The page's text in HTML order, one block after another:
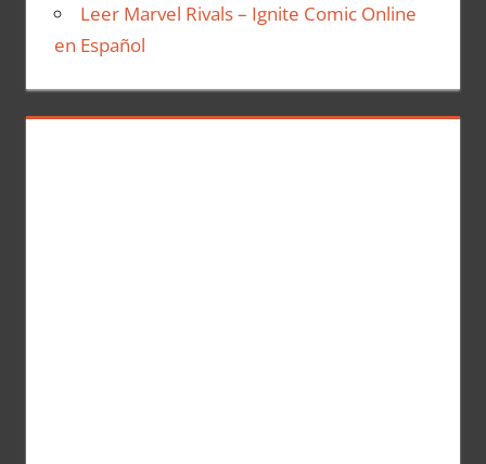
Leer Marvel Rivals – Ignite Comic Online
en Español